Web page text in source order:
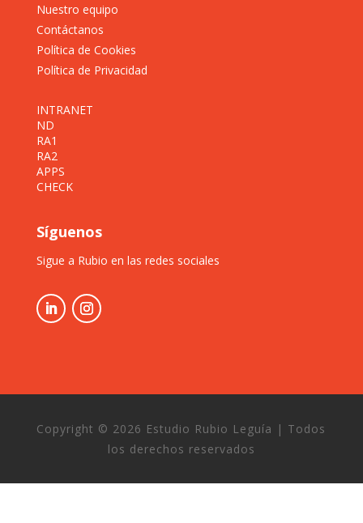
Nuestro equipo
Contáctanos
Política de Cookies
Política de Privacidad
INTRANET
ND
RA1
RA2
APPS
CHECK
Síguenos
Sigue a Rubio en las redes sociales
Copyright © 2026 Estudio Rubio Leguía | Todos
los derechos reservados